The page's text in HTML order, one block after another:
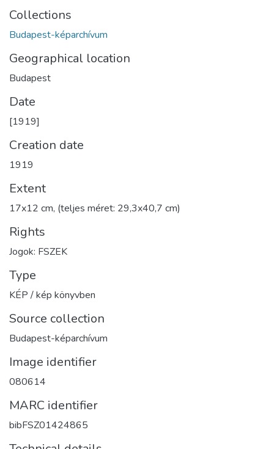
Collections
Budapest-képarchívum
Geographical location
Budapest
Date
[1919]
Creation date
1919
Extent
17x12 cm, (teljes méret: 29,3x40,7 cm)
Rights
Jogok: FSZEK
Type
KÉP / kép könyvben
Source collection
Budapest-képarchívum
Image identifier
080614
MARC identifier
bibFSZ01424865